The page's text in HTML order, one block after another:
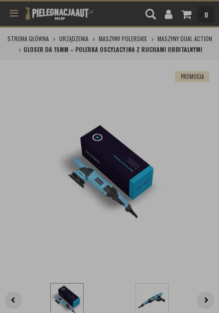
0
STRONA GŁÓWNA URZĄDZENIA MASZYNY POLERSKIE
MASZYNY DUAL ACTION
GLOSER DA 15MM – POLERKA OSCYLACYJNA Z RUCHAMI ORBITALNYMI
PROMOCJA